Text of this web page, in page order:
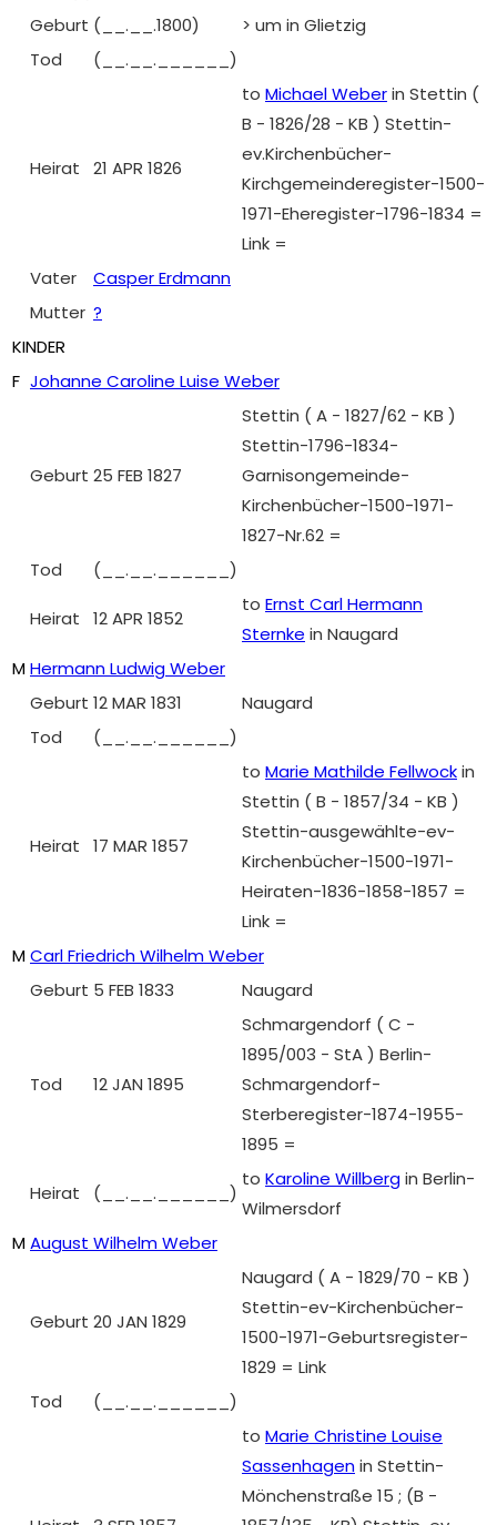
Geburt (__.__.1800)
> um in Glietzig
Tod
(__.__.______)
Heirat 21 APR 1826
to Michael Weberin Stettin (
B - 1826/28 - KB ) Stettin-
ev.Kirchenbücher-
Kirchgemeinderegister-1500-
1971-Eheregister-1796-1834 =
Link =
Vater
Casper Erdmann
Mutter ?
KINDER
F Johanne Caroline Luise Weber
Geburt 25 FEB 1827
Stettin ( A - 1827/62 - KB )
Stettin-1796-1834-
Garnisongemeinde-
Kirchenbücher-1500-1971-
1827-Nr.62 =
Tod
(__.__.______)
Heirat 12 APR 1852
to Ernst Carl Hermann
Sternke in Naugard
MHermann Ludwig Weber
Geburt 12 MAR 1831
Naugard
Tod
(__.__.______)
Heirat 17 MAR 1857
to Marie Mathilde Fellwockin
Stettin ( B - 1857/34 - KB )
Stettin-ausgewählte-ev-
Kirchenbücher-1500-1971-
Heiraten-1836-1858-1857 =
Link =
MCarl Friedrich Wilhelm Weber
Geburt 5 FEB 1833 Naugard
Tod 12 JAN 1895
Schmargendorf ( C -
1895/003 - StA ) Berlin-
Schmargendorf-
Sterberegister-1874-1955-
1895 =
Heirat (__.__.______)
to Karoline Willbergin Berlin-
Wilmersdorf
MAugust Wilhelm Weber
Geburt 20 JAN 1829
Naugard ( A - 1829/70 - KB )
Stettin-ev-Kirchenbücher-
1500-1971-Geburtsregister-
1829 = Link
Tod
(__.__.______)
to Marie Christine Louise
Sassenhagenin Stettin-
Mönchenstraße 15 ; (B -